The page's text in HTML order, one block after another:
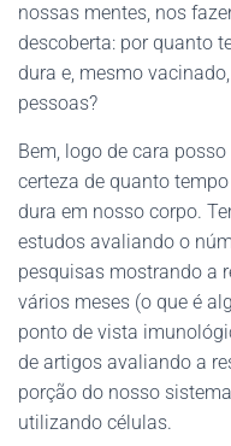
nossas mentes, nos
descoberta: por quanto
dura e, mesmo
pessoas?
Bem, logo de cara
certeza de quanto
dura em nosso corpo.
estudos avaliando o
pesquisas mostrando a
vários meses (o que é
ponto de vista
de artigos avaliando a
porção do nosso
utilizando células.